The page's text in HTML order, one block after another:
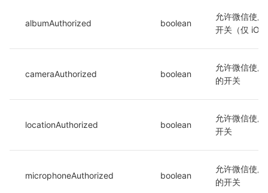
albumAuthorized boolean
允许微信使用
开关（仅 iOS
cameraAuthorized boolean
允许微信使用
的开关
locationAuthorized boolean
允许微信使用
开关
microphoneAuthorized boolean
允许微信使用
的开关